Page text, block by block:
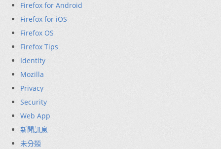
Firefox for Android
Firefox for iOS
Firefox OS
Firefox Tips
Identity
Mozilla
Privacy
Security
Web App
新聞訊息
未分類